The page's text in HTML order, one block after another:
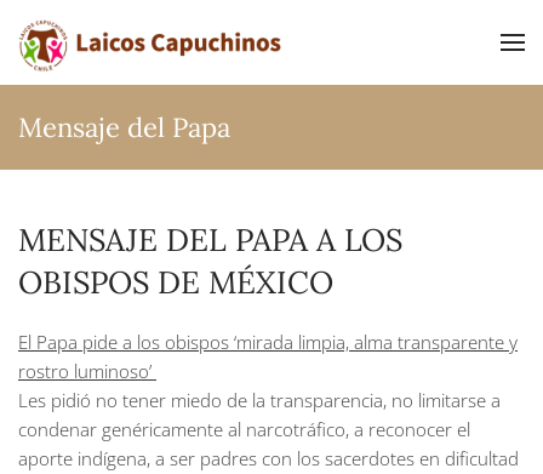
Ir al contenido principal
Mensaje del Papa
MENSAJE DEL PAPA A LOS
OBISPOS DE MÉXICO
El Papa pide a los obispos ‘mirada limpia, alma transparente y
rostro luminoso’
Les pidió no tener miedo de la transparencia, no limitarse a
condenar genéricamente al narcotráfico, a reconocer el
aporte indígena, a ser padres con los sacerdotes en dificultad